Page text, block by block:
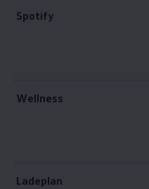
Spotify
Wellness
Ladeplan